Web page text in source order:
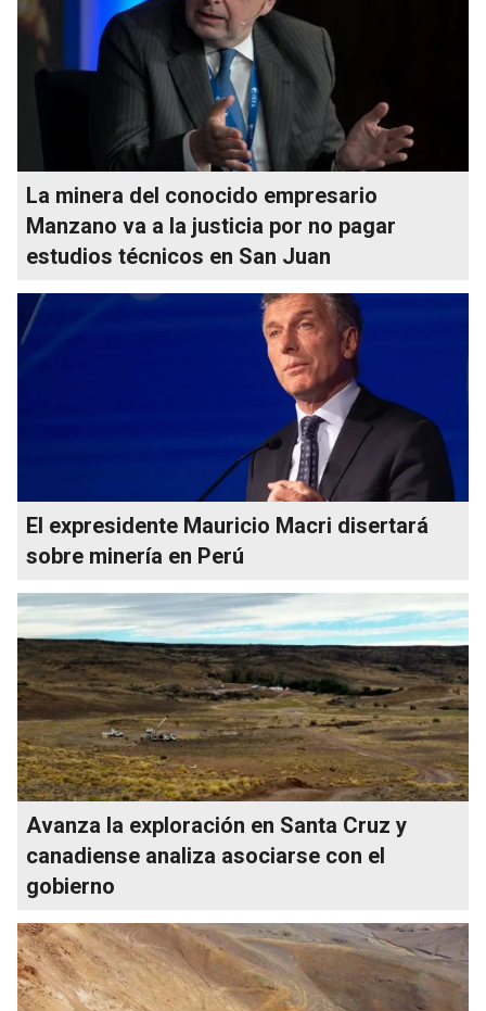
La minera del conocido empresario
Manzano va a la justicia por no pagar
estudios técnicos en San Juan
El expresidente Mauricio Macri disertará
sobre minería en Perú
Avanza la exploración en Santa Cruz y
canadiense analiza asociarse con el
gobierno